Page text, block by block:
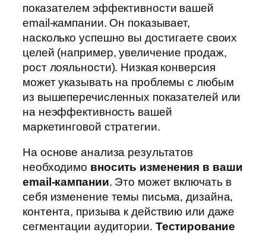
показателем эффективности вашей
email-кампании. Он показывает,
насколько успешно вы достигаете своих
целей (например, увеличение продаж,
рост лояльности). Низкая конверсия
может указывать на проблемы с любым
из вышеперечисленных показателей или
на неэффективность вашей
маркетинговой стратегии.
На основе анализа результатов
необходимо вносить изменения в ваши
email-кампании. Это может включать в
себя изменение темы письма, дизайна,
контента, призыва к действию или даже
сегментации аудитории. Тестирование